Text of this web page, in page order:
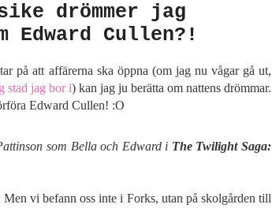
drömmer jag
Edward Cullen?!
på att affärerna ska öppna (om jag nu vågar gå ut,
stad jag bor i) kan jag ju berätta om nattens drömmar.
Edward Cullen! :O
som Bella och Edward i The Twilight Saga:
vi befann oss inte i Forks, utan på skolgården till